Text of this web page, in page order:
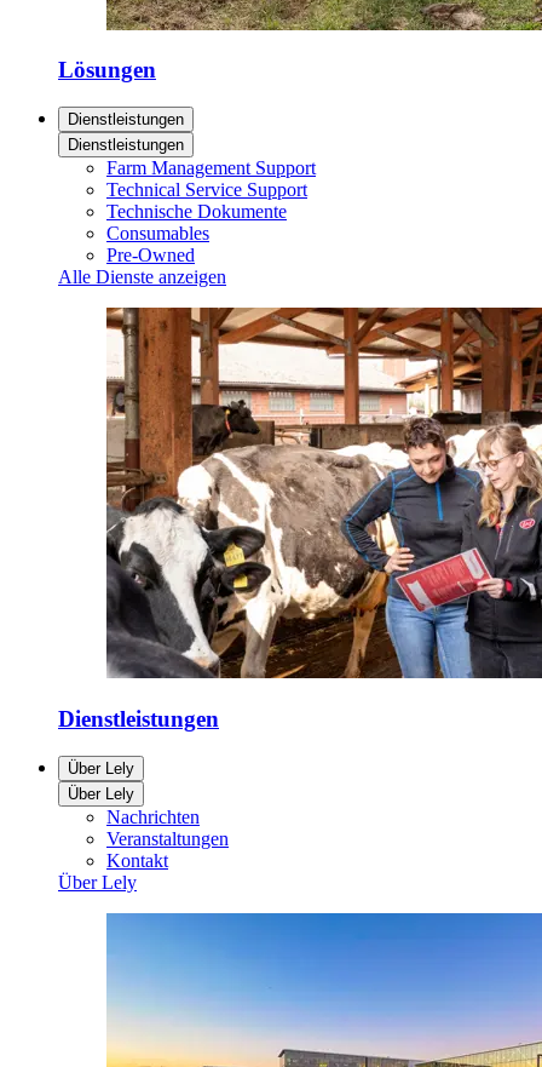
Lösungen
Dienstleistungen
Dienstleistungen
Farm Management Support
Technical Service Support
Technische Dokumente
Consumables
Pre-Owned
Alle Dienste anzeigen
Dienstleistungen
Über Lely
Über Lely
Nachrichten
Veranstaltungen
Kontakt
Über Lely